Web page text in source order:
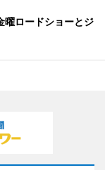
曜ロードショーとジ